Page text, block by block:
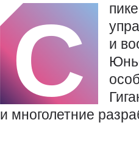
С
и
и многолетние